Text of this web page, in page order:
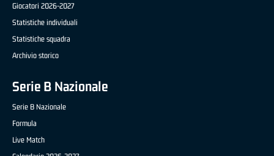
Giocatori 2026-2027
Statistiche individuali
Statistiche squadra
Archivio storico
Serie B Nazionale
Serie B Nazionale
Formula
Live Match